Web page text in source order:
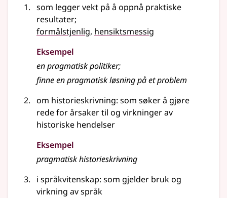
som legger vekt på å oppnå praktiske
resultater;
formålstjenlig, hensiktsmessig
Eksempel
enpragmatiskpolitiker;
finne enpragmatiskløsning på et problem
om historieskrivning: som søker å gjøre
rede for årsaker til og virkninger av
historiske hendelser
Eksempel
pragmatiskhistorieskrivning
i språkvitenskap: som gjelder bruk og
virkning av språk